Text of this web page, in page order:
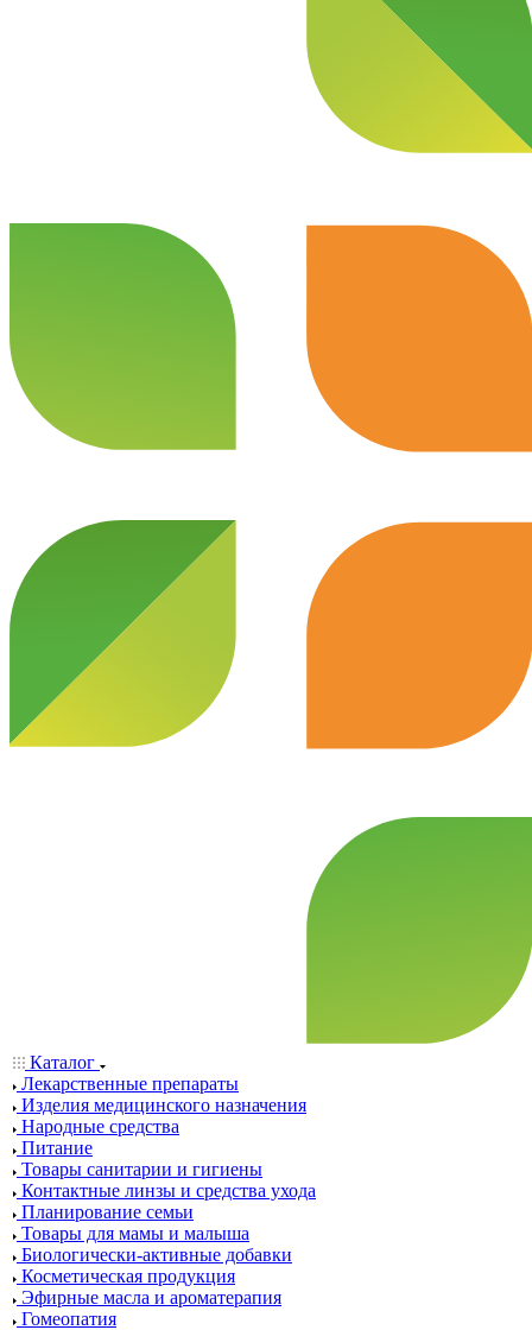
Каталог
Лекарственные препараты
Изделия медицинского назначения
Народные средства
Питание
Товары санитарии и гигиены
Контактные линзы и средства ухода
Планирование семьи
Товары для мамы и малыша
Биологически-активные добавки
Косметическая продукция
Эфирные масла и ароматерапия
Гомеопатия